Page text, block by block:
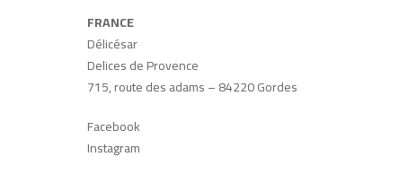
FRANCE
Délicésar
Delices de Provence
715, route des adams – 84220 Gordes
Facebook
Instagram